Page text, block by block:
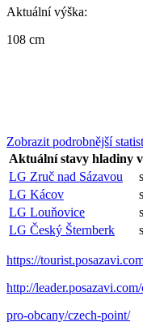
Aktuální výška:
108 cm
Zobrazit podrobnější
Aktuální stavy hladiny
LG Zruč nad Sázavou
LG Kácov
LG Louňovice
LG Český Šternberk
https://
http://
pro-obcany/czech-point/